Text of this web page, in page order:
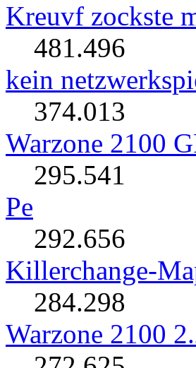
Kreuvf zockste
481.496
kein
374.013
Warzone 2100
295.541
Pe
292.656
Killerchange-
284.298
Warzone 2100